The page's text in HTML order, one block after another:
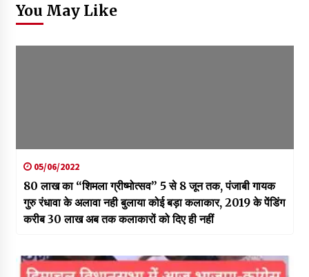
You May Like
05/06/2022
80 लाख का “शिमला ग्रीष्मोत्सव” 5 से 8 जून तक, पंजाबी गायक
गुरु रंधावा के अलावा नही बुलाया कोई बड़ा कलाकार, 2019 के पेंडिंग
करीब 30 लाख अब तक कलाकारों को दिए ही नहीं